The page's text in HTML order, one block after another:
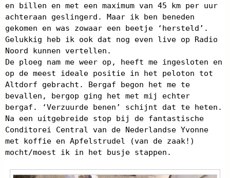
en billen en met een maximum van 45 km per uur
achteraan geslingerd. Maar ik ben beneden
gekomen en was zowaar een beetje ‘hersteld’.
Gelukkig heb ik ook dat nog even live op Radio
Noord kunnen vertellen.
De ploeg nam me weer op, heeft me ingesloten en
op de meest ideale positie in het peloton tot
Altdorf gebracht. Bergaf begon het me te
bevallen, bergop ging het met mij echter
bergaf. ‘Verzuurde benen’ schijnt dat te heten.
Na een uitgebreide stop bij de fantastische
Conditorei Central van de Nederlandse Yvonne
met koffie en Apfelstrudel (van de zaak!)
mocht/moest ik in het busje stappen.